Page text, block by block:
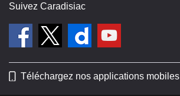
Suivez Caradisiac
Téléchargez nos applications mobiles